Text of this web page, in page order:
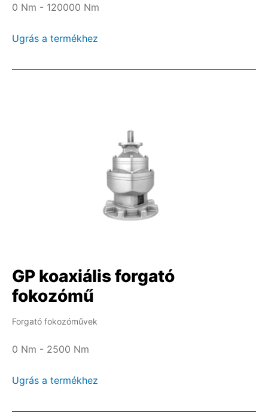
0 Nm - 120000 Nm
Ugrás a termékhez
GP koaxiális forgató
fokozómű
Forgató fokozóművek
0 Nm - 2500 Nm
Ugrás a termékhez